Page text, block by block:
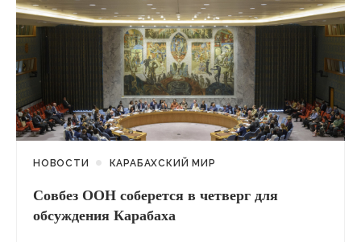
НОВОСТИ КАРАБАХСКИЙ МИР
Совбез ООН соберется в четверг для
обсуждения Карабаха